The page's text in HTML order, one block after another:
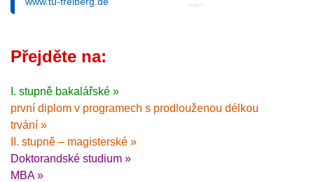
Přejděte na:
I. stupně bakalářské »
první diplom v programech s prodlouženou délkou
trvání »
II. stupně – magisterské »
Doktorandské studium »
MBA »